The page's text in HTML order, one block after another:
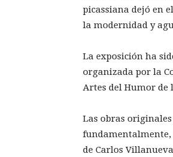
picassiana dejó en
la modernidad y
La exposición ha
organizada por la
Artes del Humor de
Las obras
fundamentalmente,
de Carlos